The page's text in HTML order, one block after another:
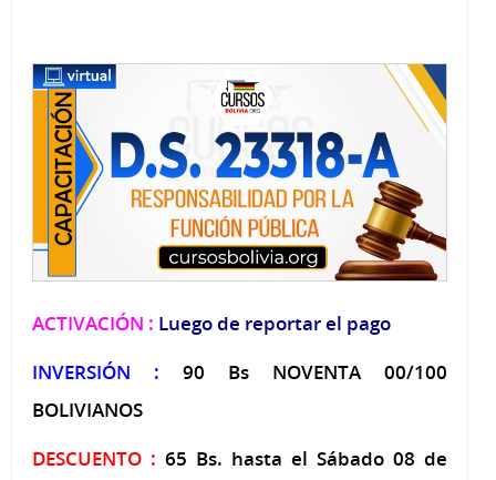
ACTIVACIÓN : Luego de reportar el pago
INVERSIÓN :
90 Bs NOVENTA 00/100
BOLIVIANOS
DESCUENTO : 65 Bs. hasta el Sábado 08 de